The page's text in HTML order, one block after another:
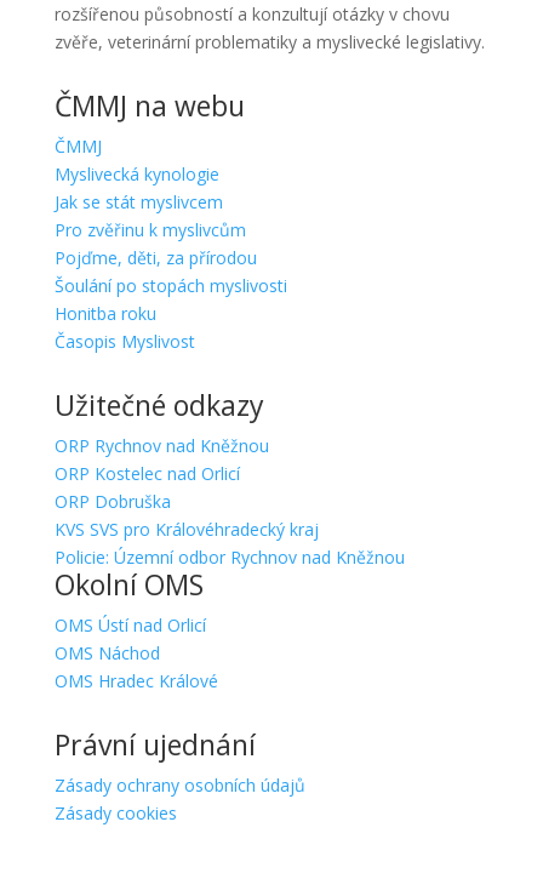
rozšířenou působností a konzultují otázky v chovu
zvěře, veterinární problematiky a myslivecké legislativy.
ČMMJ na webu
ČMMJ
Myslivecká kynologie
Jak se stát myslivcem
Pro zvěřinu k myslivcům
Pojďme, děti, za přírodou
Šoulání po stopách myslivosti
Honitba roku
Časopis Myslivost
Užitečné odkazy
ORP Rychnov nad Kněžnou
ORP Kostelec nad Orlicí
ORP Dobruška
KVS SVS pro Královéhradecký kraj
Policie: Územní odbor Rychnov nad Kněžnou
Okolní OMS
OMS Ústí nad Orlicí
OMS Náchod
OMS Hradec Králové
Právní ujednání
Zásady ochrany osobních údajů
Zásady cookies